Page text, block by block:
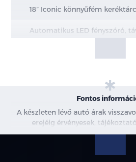
18” Iconic könnyűfém
Automatikus LED fényszóró,
Fűthető és elektromosan
visszapillantó tükrök
Cápauszony antenna
Fontos
A készleten lévő autó árak
erejéig érvényesek,
minősülnek ajánlattételnek, a
információkért kérjen árajánlatot